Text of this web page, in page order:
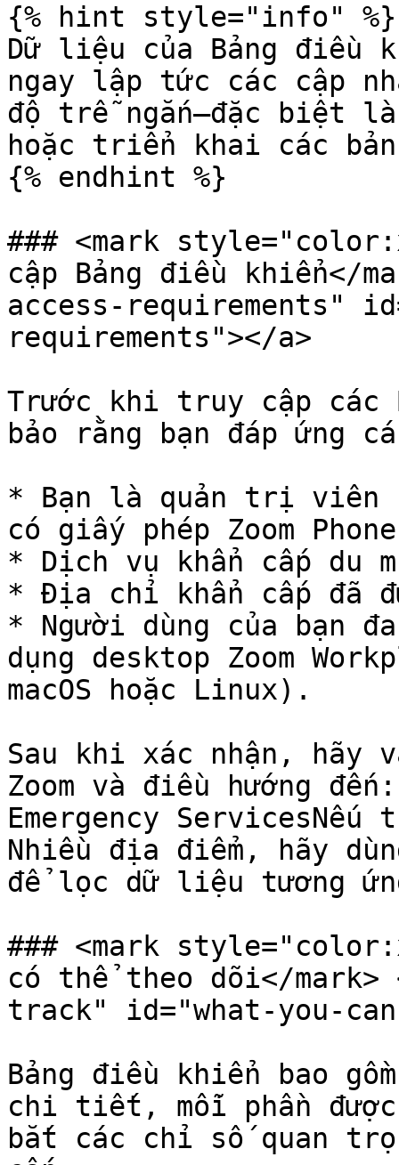
{% hint style="info" %}
Dữ liệu của Bảng điều
ngay lập tức các cập
độ trễ ngắn—đặc biệt
hoặc triển khai các
{% endhint %}
### <mark
cập Bảng điều khiển</
access-requirements"
requirements"></a>
Trước khi truy cập các
bảo rằng bạn đáp ứng
* Bạn là quản trị viên
có giấy phép Zoom
* Dịch vụ khẩn cấp du
* Địa chỉ khẩn cấp đã
* Người dùng của bạn
dụng desktop Zoom
macOS hoặc Linux).
Sau khi xác nhận, hãy
Zoom và điều hướng
Emergency
Nhiều địa điểm, hãy
để lọc dữ liệu tương
### <mark
có thể theo dõi</mark>
track" id="what-you-
Bảng điều khiển bao
chi tiết, mỗi phần
bắt các chỉ số quan